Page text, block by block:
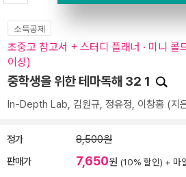
소득공제
초중고 참고서 + 스터디 플래너 · 미니 콜
이상)
중학생을 위한 테마독해 32 1
In-Depth Lab, 김원규, 정유정, 이창홍 (지
정가 8,500원
판매가 7,650원 (10% 할인) + 마